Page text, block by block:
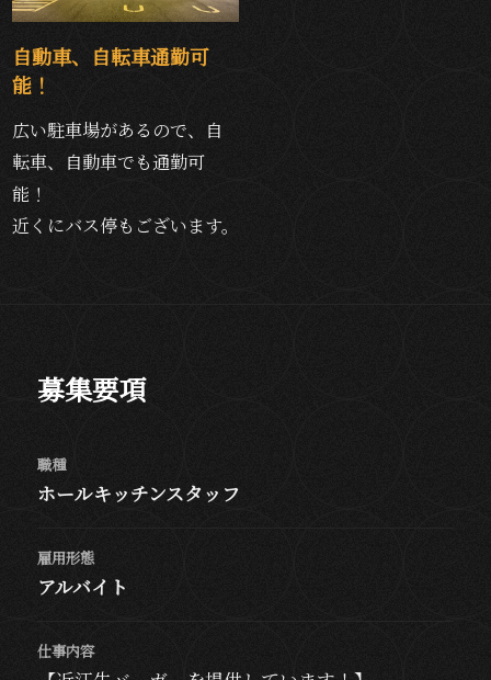
自動車、自転車通勤可
能！
広い駐車場があるので、自
転車、自動車でも通勤可
能！
近くにバス停もございます。
募集要項
職種
ホールキッチンスタッフ
雇用形態
アルバイト
仕事内容